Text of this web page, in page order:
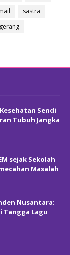
sastra
Sendi
Tubuh Jangka
sejak Sekolah
Masalah
Nusantara:
Tangga Lagu